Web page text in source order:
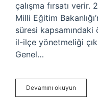
çalışma fırsatı
Milli Eğitim
süresi
il-ilçe yönetmeliği
Genel…
Devamını okuyun
Emrine